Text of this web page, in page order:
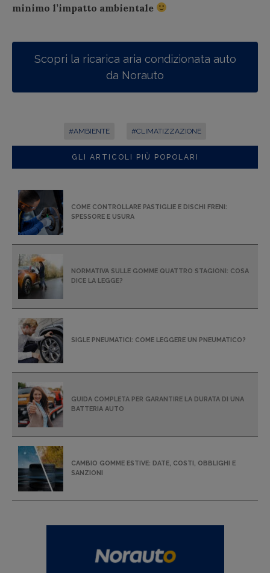
minimo l’impatto ambientale
Scopri la ricarica aria condizionata auto
da Norauto
#AMBIENTE #CLIMATIZZAZIONE
GLI ARTICOLI PIÙ POPOLARI
COME CONTROLLARE PASTIGLIE E DISCHI FRENI:
SPESSORE E USURA
NORMATIVA SULLE GOMME QUATTRO STAGIONI: COSA
DICE LA LEGGE?
SIGLE PNEUMATICI: COME LEGGERE UN PNEUMATICO?
GUIDA COMPLETA PER GARANTIRE LA DURATA DI UNA
BATTERIA AUTO
CAMBIO GOMME ESTIVE: DATE, COSTI, OBBLIGHI E
SANZIONI